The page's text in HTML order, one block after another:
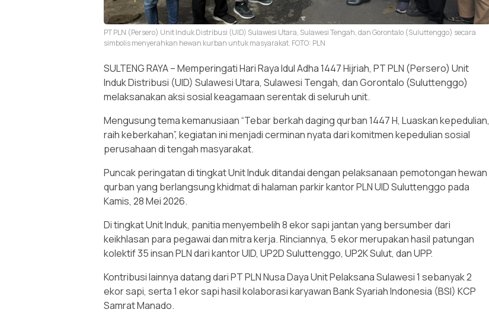
PT PLN (Persero) Unit Induk Distribusi (UID) Sulawesi Utara, Sulawesi Tengah, dan Gorontalo (Suluttenggo) secara
simbolis menyerahkan hewan kurban untuk masyarakat. FOTO: PLN
SULTENG RAYA – Memperingati Hari Raya Idul Adha 1447 Hijriah, PT PLN (Persero) Unit
Induk Distribusi (UID) Sulawesi Utara, Sulawesi Tengah, dan Gorontalo (Suluttenggo)
melaksanakan aksi sosial keagamaan serentak di seluruh unit.
Mengusung tema kemanusiaan “Tebar berkah daging qurban 1447 H, Luaskan kepedulian,
raih keberkahan”, kegiatan ini menjadi cerminan nyata dari komitmen kepedulian sosial
perusahaan di tengah masyarakat.
Puncak peringatan di tingkat Unit Induk ditandai dengan pelaksanaan pemotongan hewan
qurban yang berlangsung khidmat di halaman parkir kantor PLN UID Suluttenggo pada
Kamis, 28 Mei 2026.
Di tingkat Unit Induk, panitia menyembelih 8 ekor sapi jantan yang bersumber dari
keikhlasan para pegawai dan mitra kerja. Rinciannya, 5 ekor merupakan hasil patungan
kolektif 35 insan PLN dari kantor UID, UP2D Suluttenggo, UP2K Sulut, dan UPP.
Kontribusi lainnya datang dari PT PLN Nusa Daya Unit Pelaksana Sulawesi 1 sebanyak 2
ekor sapi, serta 1 ekor sapi hasil kolaborasi karyawan Bank Syariah Indonesia (BSI) KCP
Samrat Manado.